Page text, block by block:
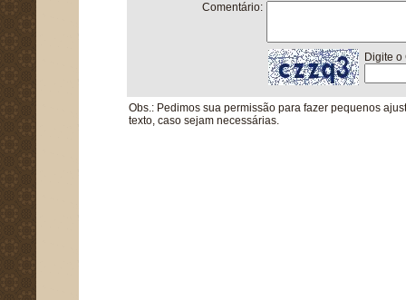
Comentário:
Digite o
Obs.: Pedimos sua permissão para fazer pequenos
texto, caso sejam necessárias.